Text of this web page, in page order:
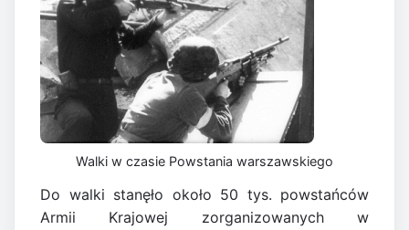
Walki w czasie Powstania warszawskiego
Do walki stanęło około 50 tys. powstańców
Armii Krajowej zorganizowanych w